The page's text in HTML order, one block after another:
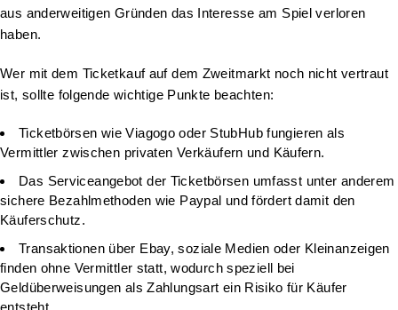
aus anderweitigen Gründen das Interesse am Spiel verloren
haben.
Wer mit dem Ticketkauf auf dem Zweitmarkt noch nicht vertraut
ist, sollte folgende wichtige Punkte beachten:
Ticketbörsen wie Viagogo oder StubHub fungieren als
Vermittler zwischen privaten Verkäufern und Käufern.
Das Serviceangebot der Ticketbörsen umfasst unter anderem
sichere Bezahlmethoden wie Paypal und fördert damit den
Käuferschutz.
Transaktionen über Ebay, soziale Medien oder Kleinanzeigen
finden ohne Vermittler statt, wodurch speziell bei
Geldüberweisungen als Zahlungsart ein Risiko für Käufer
entsteht.